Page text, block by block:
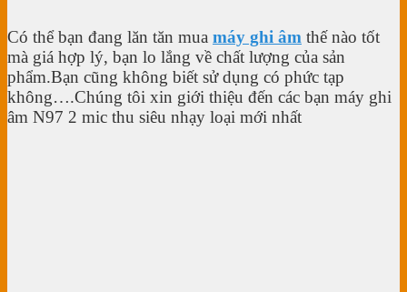
Có thể bạn đang lăn tăn mua máy ghi âm thế nào tốt
mà giá hợp lý, bạn lo lắng về chất lượng của sản
phẩm.Bạn cũng không biết sử dụng có phức tạp
không….Chúng tôi xin giới thiệu đến các bạn máy ghi
âm N97 2 mic thu siêu nhạy loại mới nhất